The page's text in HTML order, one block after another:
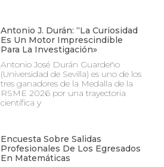
Antonio J. Durán: “La Curiosidad
Es Un Motor Imprescindible
Para La Investigación»
Antonio José Durán Guardeño
(Universidad de Sevilla) es uno de los
tres ganadores de la Medalla de la
RSME 2026 por una trayectoria
científica y
Encuesta Sobre Salidas
Profesionales De Los Egresados
En Matemáticas